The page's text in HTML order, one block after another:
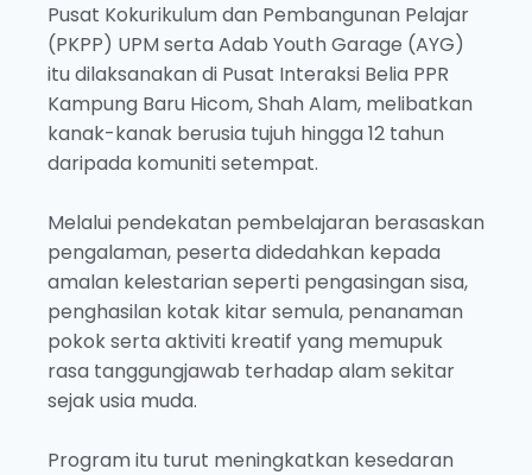
Pusat Kokurikulum dan Pembangunan Pelajar
(PKPP) UPM serta Adab Youth Garage (AYG)
itu dilaksanakan di Pusat Interaksi Belia PPR
Kampung Baru Hicom, Shah Alam, melibatkan
kanak-kanak berusia tujuh hingga 12 tahun
daripada komuniti setempat.
Melalui pendekatan pembelajaran berasaskan
pengalaman, peserta didedahkan kepada
amalan kelestarian seperti pengasingan sisa,
penghasilan kotak kitar semula, penanaman
pokok serta aktiviti kreatif yang memupuk
rasa tanggungjawab terhadap alam sekitar
sejak usia muda.
Program itu turut meningkatkan kesedaran